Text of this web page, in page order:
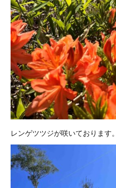
レンゲツツジが咲いております。